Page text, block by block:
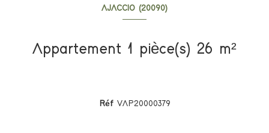
AJACCIO (20090)
Appartement 1 pièce(s) 26 m²
Réf VAP20000379